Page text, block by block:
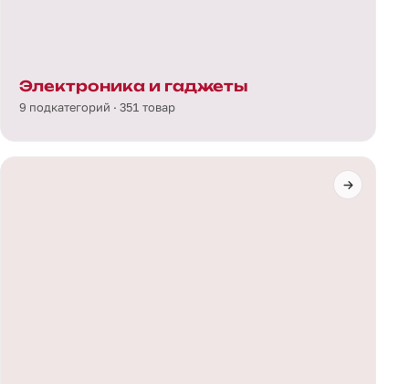
Электроника и гаджеты
9 подкатегорий · 351 товар